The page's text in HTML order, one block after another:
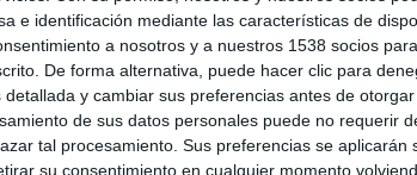
e identificación mediante las características de
a nosotros y a nuestros 1538 socios
De forma alternativa, puede hacer clic para
detallada y cambiar sus preferencias antes de otorgar
de sus datos personales puede no requerir
tal procesamiento. Sus preferencias se aplicarán
su consentimiento en cualquier momento
cines ‘El…